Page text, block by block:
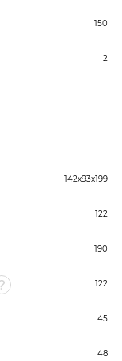
150
2
142х93х199
122
190
122
45
48